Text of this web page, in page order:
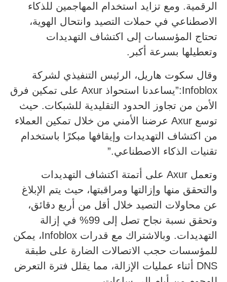
الرقمية. ومع تزايد استخدام المهاجمين للذكاء
الاصطناعي في حملات التصيد وانتحال الهوية،
تحتاج المؤسسات إلى اكتشاف التهديدات
وتعطيلها بسرعة أكبر.
وقال سكوت هاريل، الرئيس التنفيذي لشركة
Infoblox:”يساعدنا استحواذ Axur على تمكين فرق
الأمن من تجاوز الحدود التقليدية للشبكات. حيث
توسع Axur عرضنا الأمني من خلال تمكين العملاء
من اكتشاف التهديدات وإيقافها مبكرًا باستخدام
تقنيات الذكاء الاصطناعي.”
وتعمل Axur على أتمتة اكتشاف التهديدات
والتحقق منها وإزالتها ومراقبتها، حيث يتم الإبلاغ
عن محاولات التصيد خلال أقل من أربع دقائق،
وتحقق نسبة نجاح تصل إلى 99% في إزالة
التهديدات. وبالاشتراك مع قدرات Infoblox، يمكن
للمؤسسات حجب الاتصالات الضارة على طبقة
DNS أثناء عمليات الإزالة، مما يقلل فترة التعرض